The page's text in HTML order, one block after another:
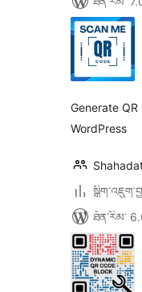
Generate
WordPress
ཐོན་རིམ་